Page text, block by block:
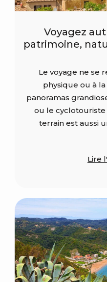
Voyagez
patrimoine,
Le voyage ne se
physique ou à
panoramas
ou le cyclotouriste
terrain est aussi
Lire